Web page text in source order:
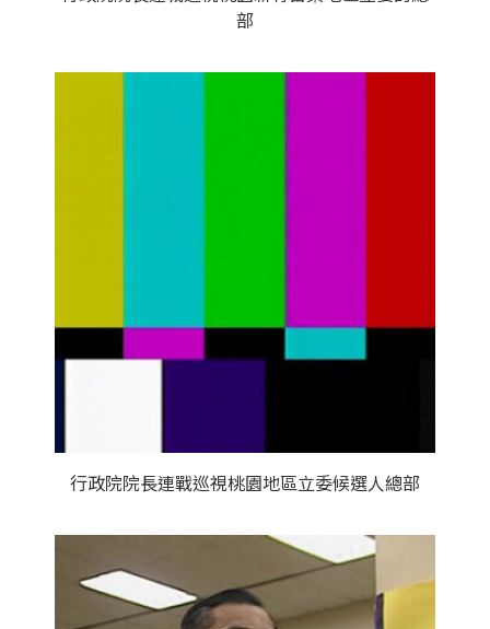
部
行政院院長連戰巡視桃園地區立委候選人總部